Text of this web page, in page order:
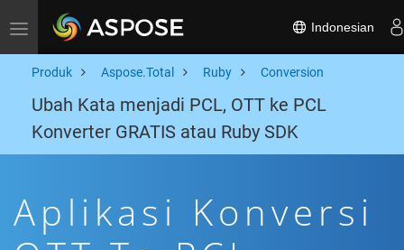
Toggle navigation Indonesian
Produk Aspose.Total Ruby Conversion
Ubah Kata menjadi PCL, OTT ke PCL
Konverter GRATIS atau Ruby SDK
Aplikasi Konversi